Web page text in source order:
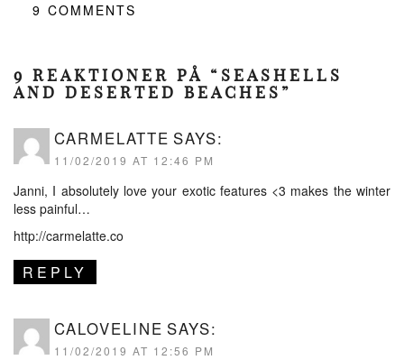
9 COMMENTS
9 REAKTIONER PÅ “SEASHELLS
AND DESERTED BEACHES”
CARMELATTE SAYS:
11/02/2019 AT 12:46 PM
Janni, I absolutely love your exotic features <3 makes the winter
less painful…
http://carmelatte.co
REPLY
CALOVELINE SAYS:
11/02/2019 AT 12:56 PM